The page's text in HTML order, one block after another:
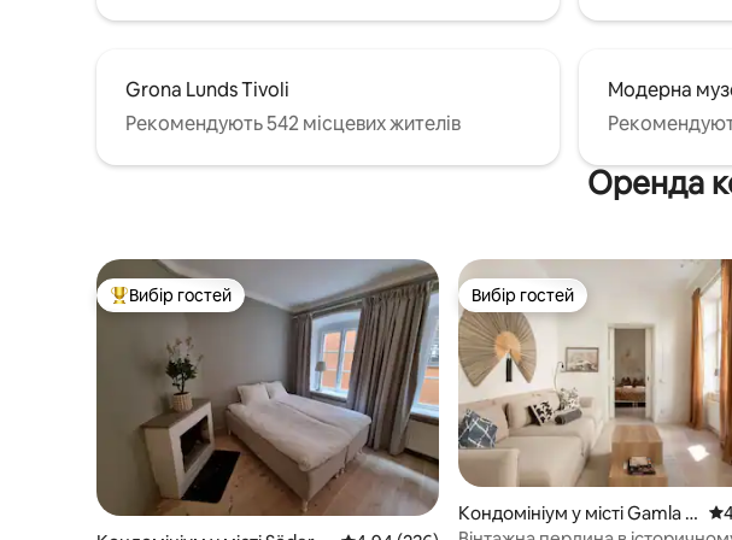
Grona Lunds Tivoli
Рекомендують 542 місцевих жителів
Модерна
Оренда
Топ вибір гостей
Вибір гостей Вибір гостей
Вибір гостей
Кондомініум у місті Gamla S